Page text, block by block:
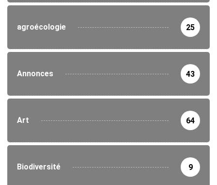
agroécologie 25
Annonces 43
Art 64
Biodiversité 9